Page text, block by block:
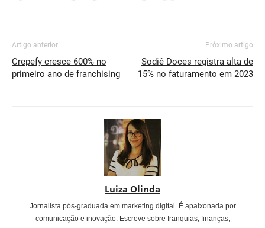
Artigo anterior
Crepefy cresce 600% no
primeiro ano de franchising
Próximo artigo
Sodiê Doces registra alta de
15% no faturamento em 2023
Luiza Olinda
Jornalista pós-graduada em marketing digital. É apaixonada por
comunicação e inovação. Escreve sobre franquias, finanças,